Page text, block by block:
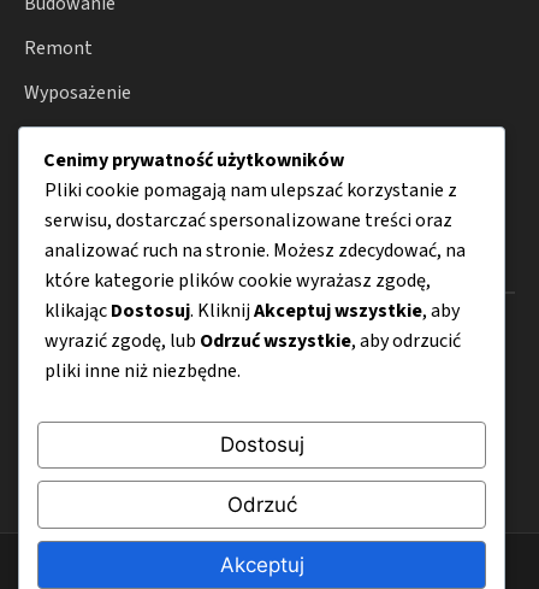
Remont
Wyposażenie
Smart home
Menu
O nas
Kontakt
Mapa strony
Polityka prywatności
© 2026 Budujemy4Katy.pl
Cenimy prywatność użytkowników
Pliki cookie pomagają nam ulepszać korzystanie z
serwisu, dostarczać spersonalizowane treści oraz
analizować ruch na stronie. Możesz zdecydować, na
które kategorie plików cookie wyrażasz zgodę,
klikającDostosuj. KliknijAkceptuj wszystkie, aby
wyrazić zgodę, lub Odrzuć wszystkie, aby odrzucić
pliki inne niż niezbędne.
Dostosuj
Odrzuć
Akceptuj